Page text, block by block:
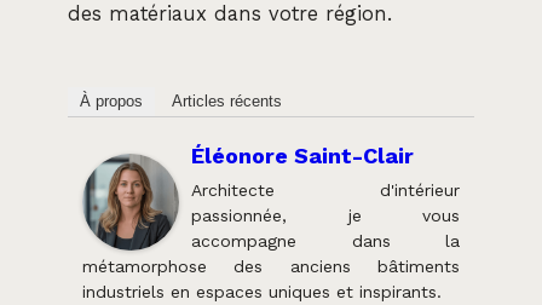
des matériaux dans votre région.
À propos Articles récents
Éléonore Saint-Clair
Architecte d'intérieur
passionnée, je vous
accompagne dans la
métamorphose des anciens bâtiments
industriels en espaces uniques et inspirants.